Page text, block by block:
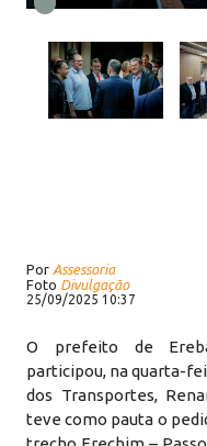
Por Assessoria
Foto Divulgação
25/09/2025 10:37
O prefeito de
participou, na quarta-
dos Transportes,
teve como pauta o